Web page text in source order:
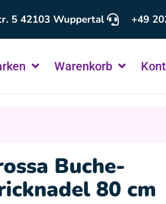
5 42103 Wuppertal +49
Warenkorb
Buche-
80 cm